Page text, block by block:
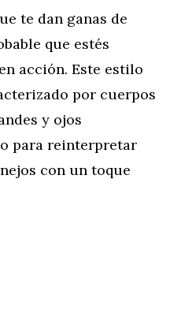
te dan ganas de
que estés
acción. Este estilo
por cuerpos
y ojos
para reinterpretar
con un toque